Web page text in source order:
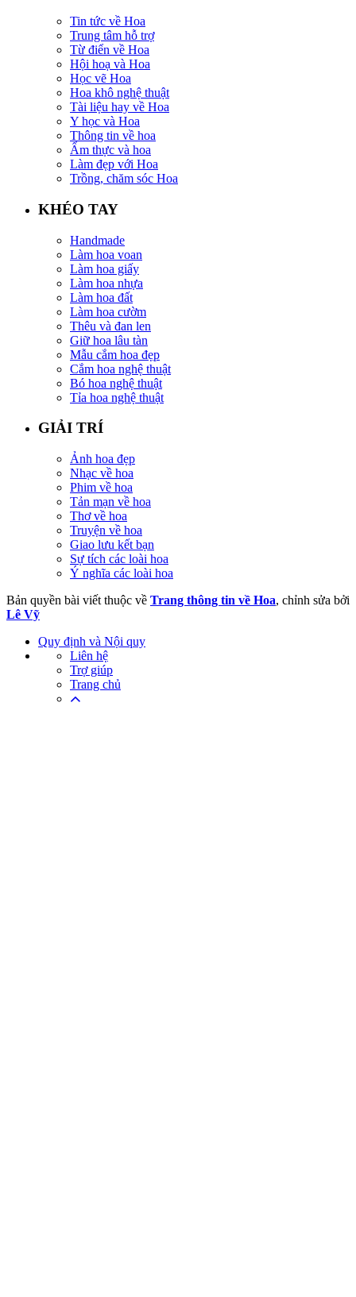
Tin tức về Hoa
Trung tâm hỗ trợ
Từ điển về Hoa
Hội hoạ và Hoa
Học vẽ Hoa
Hoa khô nghệ thuật
Tài liệu hay về Hoa
Y học và Hoa
Thông tin về hoa
Ẩm thực và hoa
Làm đẹp với Hoa
Trồng, chăm sóc Hoa
KHÉO TAY
Handmade
Làm hoa voan
Làm hoa giấy
Làm hoa nhựa
Làm hoa đất
Làm hoa cườm
Thêu và đan len
Giữ hoa lâu tàn
Mẫu cắm hoa đẹp
Cắm hoa nghệ thuật
Bó hoa nghệ thuật
Tỉa hoa nghệ thuật
GIẢI TRÍ
Ảnh hoa đẹp
Nhạc về hoa
Phim về hoa
Tản mạn về hoa
Thơ về hoa
Truyện về hoa
Giao lưu kết bạn
Sự tích các loài hoa
Ý nghĩa các loài hoa
Bản quyền bài viết thuộc về Trang thông tin về Hoa, chỉnh sửa bởi
Lê Vỹ
Quy định và Nội quy
Liên hệ
Trợ giúp
Trang chủ